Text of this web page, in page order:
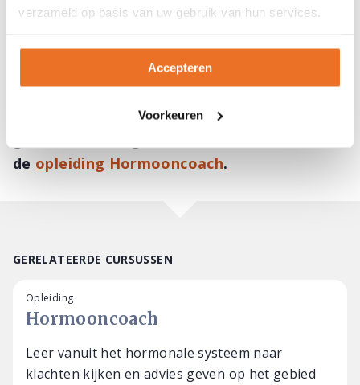
verzameld op basis van uw gebruik van hun services.
Accepteren
Voorkeuren
ondersteunen. Zo ontstaat er ruimte voor een
interne balans.
Leer alles over hormonen in relatie tot
de opleiding Hormooncoach.
GERELATEERDE CURSUSSEN
Hormooncoach
Opleiding
Leer vanuit het hormonale systeem naar
klachten kijken en advies geven op het gebied